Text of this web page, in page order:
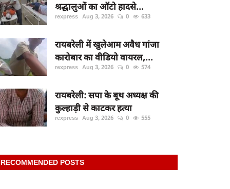
श्रद्धालुओं का ऑटो हादसे...
rexpress Aug 3, 2026 0 633
रायबरेली में खुलेआम अवैध गांजा
कारोबार का वीडियो वायरल,...
rexpress Aug 3, 2026 0 574
रायबरेली: सपा के बूथ अध्यक्ष की
कुल्हाड़ी से काटकर हत्या
rexpress Aug 3, 2026 0 555
RECOMMENDED POSTS